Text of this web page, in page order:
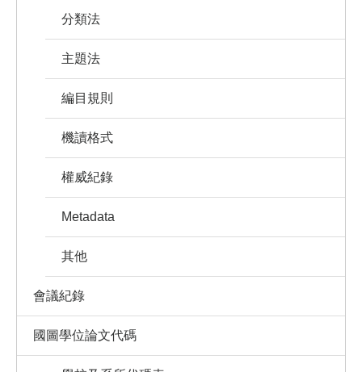
分類法
主題法
編目規則
機讀格式
權威紀錄
Metadata
其他
會議紀錄
國圖學位論文代碼